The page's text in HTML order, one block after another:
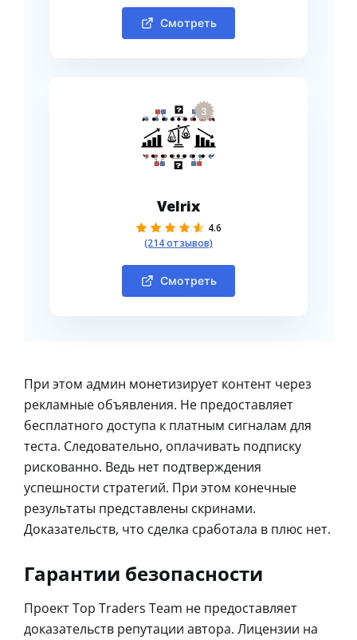
Смотреть
3
Velrix
4.6
(214 отзывов)
Смотреть
При этом админ монетизирует контент через
рекламные объявления. Не предоставляет
бесплатного доступа к платным сигналам для
теста. Следовательно, оплачивать подписку
рискованно. Ведь нет подтверждения
успешности стратегий. При этом конечные
результаты представлены скринами.
Доказательств, что сделка сработала в плюс нет.
Гарантии безопасности
Проект Top Traders Team не предоставляет
доказательств репутации автора. Лицензии на